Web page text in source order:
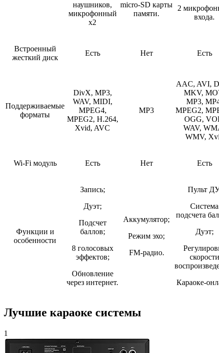
наушников,
микрофонный
x2
micro-SD карты
памяти.
2
входа.
Встроенный
жесткий диск
Есть Нет Есть
Поддерживаемые
форматы
DivX, MP3,
WAV, MIDI,
MPEG4,
MPEG2, H.264,
Xvid, AVC
MP3
AAC, AVI,
MKV,
MP3,
MPEG2,
OGG,
WAV,
WMV,
Wi-Fi модуль Есть Нет Есть
Функции и
особенности
Запись;
Дуэт;
Подсчет
баллов;
8 голосовых
эффектов;
Обновление
через интернет.
Аккумулятор;
Режим эхо;
FM-радио.
Пульт
Система
подсчета
Дуэт;
скорости
Караоке-
Лучшие караоке системы
1